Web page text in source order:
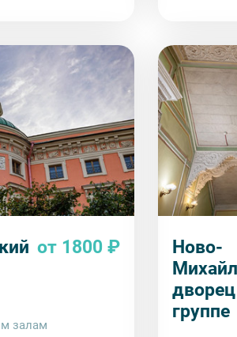
от 1800 ₽
залам
Ново-
группе